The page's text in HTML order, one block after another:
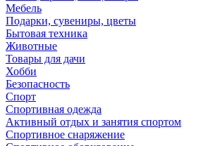
Мебель
Подарки, сувениры, цветы
Бытовая техника
Животные
Товары для дачи
Хобби
Безопасность
Спорт
Спортивная одежда
Активный отдых и занятия спортом
Спортивное снаряжение